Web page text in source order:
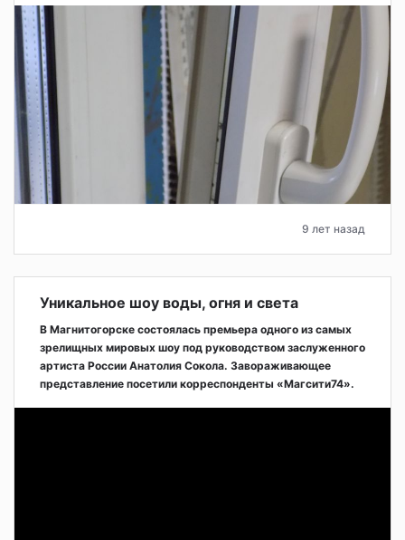
9 лет назад
Уникальное шоу воды, огня и света
В Магнитогорске состоялась премьера одного из самых
зрелищных мировых шоу под руководством заслуженного
артиста России Анатолия Сокола. Завораживающее
представление посетили корреспонденты «Магсити74».